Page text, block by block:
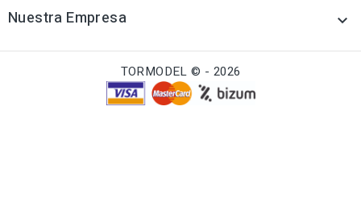
Nuestra Empresa 
TORMODEL © - 2026